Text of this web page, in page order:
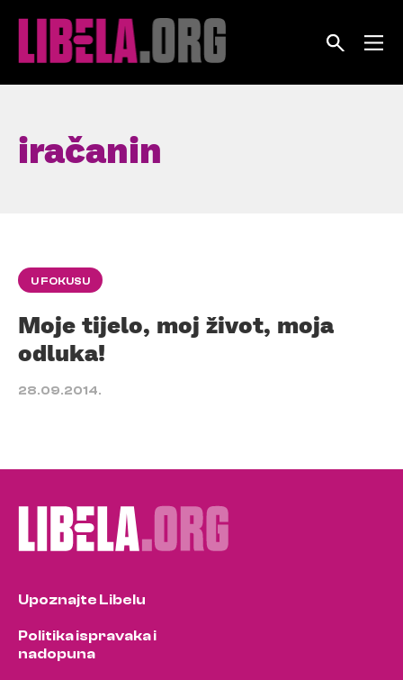
iračanin
U FOKUSU
Moje tijelo, moj život, moja
odluka!
28.09.2014.
Upoznajte Libelu
Politika ispravaka i
nadopuna